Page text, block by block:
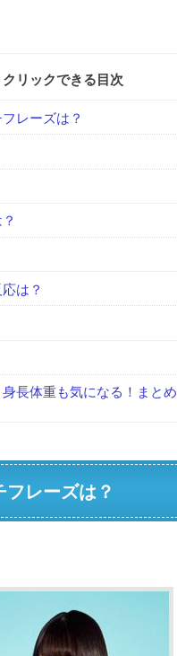
クリックできる目次
レーズは？
は？
長体重も気になる！まとめ
フレーズは？